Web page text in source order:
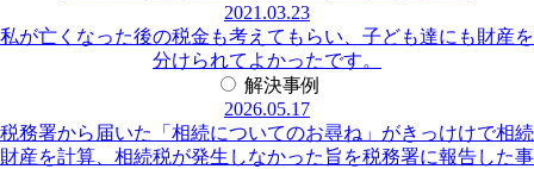
2021.03.23
私が亡くなった後の税金も考えてもらい、子ども達にも財産を
分けられてよかったです。
解決事例
2026.05.17
税務署から届いた「相続についてのお尋ね」がきっけけで相続
財産を計算、相続税が発生しなかった旨を税務署に報告した事